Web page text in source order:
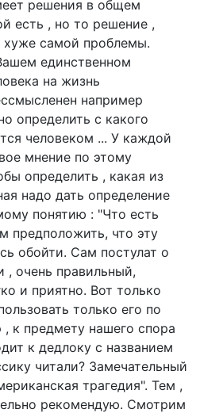
решения в общем
есть , но то решение ,
хуже самой проблемы.
единственном
на жизнь
например
определить с какого
человеком ... У каждой
мнение по этому
определить , какая из
надо дать определение
понятию : "Что есть
предположить, что эту
обойти. Сам постулат о
, очень правильный,
и приятно. Вот только
только его по
к предмету нашего спора
к дедлоку с названием
читали? Замечательный
трагедия". Тем ,
рекомендую. Смотрим